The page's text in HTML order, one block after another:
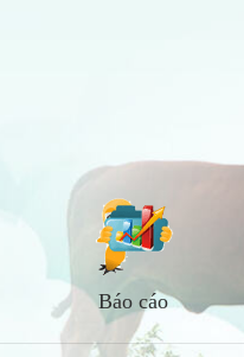
Báo cáo